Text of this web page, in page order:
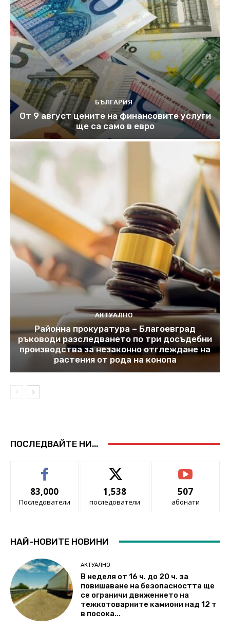
БЪЛГАРИЯ
От 9 август цените на финансовите услуги
ще са само в евро
АКТУАЛНО
Районна прокуратура – Благоевград
ръководи разследването по три досъдебни
производства за незаконно отглеждане на
растения от рода на конопа
ПОСЛЕДВАЙТЕ НИ...
83,000
Последователи
1,538
последователи
507
абонати
НАЙ-НОВИТЕ НОВИНИ
АКТУАЛНО
В неделя от 16 ч. до 20 ч. за
повишаване на безопасността ще
се ограничи движението на
тежкотоварните камиони над 12 т
в посока...